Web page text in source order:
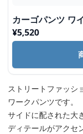
カーゴパンツ ワ
¥5,520
ストリートファッシ
ワークパンツです。
サイドに配された大
ディテールがアクセ